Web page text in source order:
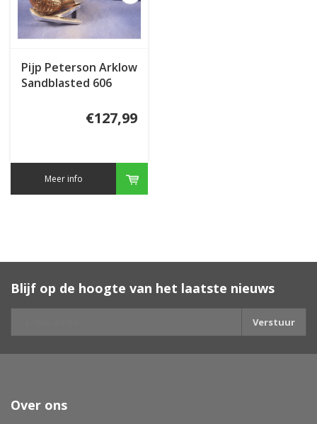
Pijp Peterson Arklow
Sandblasted 606
€127,99
Meer info
Blijf op de hoogte van het laatste nieuws
Verstuur
Over ons